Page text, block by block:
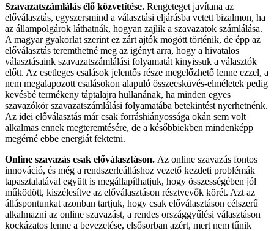
Szavazatszámlálás élő közvetítése. Rengeteget javítana az
előválasztás, egyszersmind a választási eljárásba vetett bizalmon, ha
az állampolgárok láthatnák, hogyan zajlik a szavazatok számlálása.
A magyar gyakorlat szerint ez zárt ajtók mögött történik, de épp az
előválasztás teremthetné meg az igényt arra, hogy a hivatalos
választásaink szavazatszámlálási folyamatát kinyissuk a választók
előtt. Az esetleges csalások jelentős része megelőzhető lenne ezzel, a
nem megalapozott csalásokon alapuló összeesküvés-elméletek pedig
kevésbé termékeny táptalajra hullanának, ha minden egyes
szavazókör szavazatszámlálási folyamatába betekintést nyerhetnénk.
Az idei előválasztás már csak forráshiányossága okán sem volt
alkalmas ennek megteremtésére, de a későbbiekben mindenképp
megérné ebbe energiát fektetni.
Online szavazás csak előválasztáson. Az online szavazás fontos
innováció, és még a rendszerleálláshoz vezető kezdeti problémák
tapasztalatával együtt is megállapíthatjuk, hogy összességében jól
működött, kiszélesítve az előválasztáson résztvevők körét. Azt az
álláspontunkat azonban tartjuk, hogy csak előválasztáson célszerű
alkalmazni az online szavazást, a rendes országgyűlési választáson
kockázatos lenne a bevezetése, elsősorban azért, mert nem tűnik